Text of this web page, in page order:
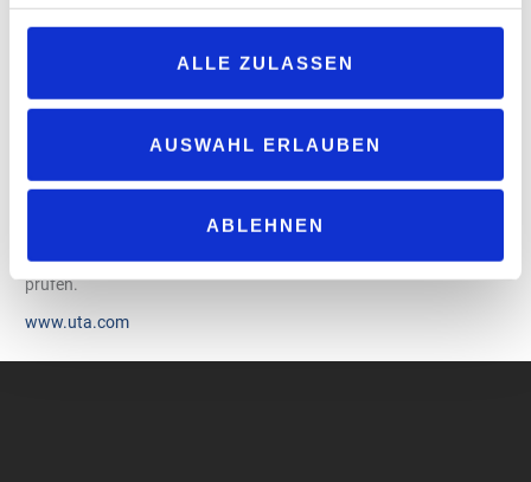
ALLE ZULASSEN
AUSWAHL ERLAUBEN
ABLEHNEN
Diesel gemischt werden. In seiner Reinform HVO100 ermöglicht er
eine CO2-Reduktion um bis zu 90 Prozent über den Lebenszyklus
prinzipiell anstelle von Diesel getankt werden, eine technische
Umrüstung der Fahrzeuge ist nicht nötig. Vor der Nutzung im
Fahrzeug ist die Freigabe seitens des Fahrzeugherstellers zu
prüfen.
www.uta.com